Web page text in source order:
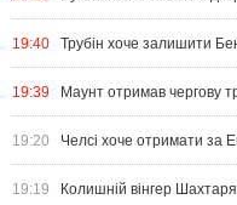
19:40 Трубін хоче залишити
19:39 Маунт отримав чергову
19:20 Челсі хоче отримати за
19:19 Колишній вінгер